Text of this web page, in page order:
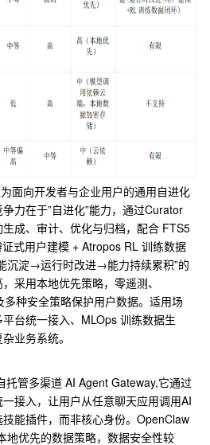
面向开发者与企业用户的通用自进化
力在于”自进化”能力，通过Curator
成、审计、优化与归档，配合 FTS5
式用户建模 + Atropos RL 训练数据
沉淀→运行时改进→能力持续累积”的
采用本地优先策略，零遥测、
种安全策略保护用户数据。适用场
台统一接入、MLOps 训练数据生
业务系统。
托管多渠道 AI Agent Gateway,它通过
接入，让用户从任意聊天应用调用AI
能插件，而非核心身份。OpenClaw
地优先的数据策略，数据安全性较